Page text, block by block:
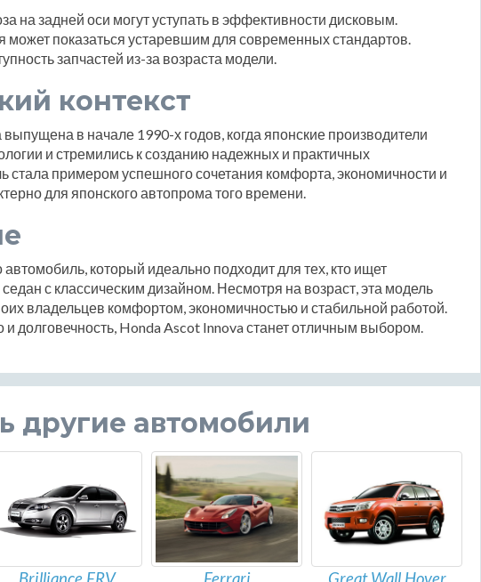
на задней оси могут уступать в эффективности дисковым.
может показаться устаревшим для современных стандартов.
запчастей из-за возраста модели.
контекст
в начале 1990-х годов, когда японские производители
и стремились к созданию надежных и практичных
стала примером успешного сочетания комфорта, экономичности и
для японского автопрома того времени.
который идеально подходит для тех, кто ищет
с классическим дизайном. Несмотря на возраст, эта модель
владельцев комфортом, экономичностью и стабильной работой.
и долговечность, Honda Ascot Innova станет отличным выбором.
другие автомобили
Brilliance FRV Ferrari Great Wall Hover